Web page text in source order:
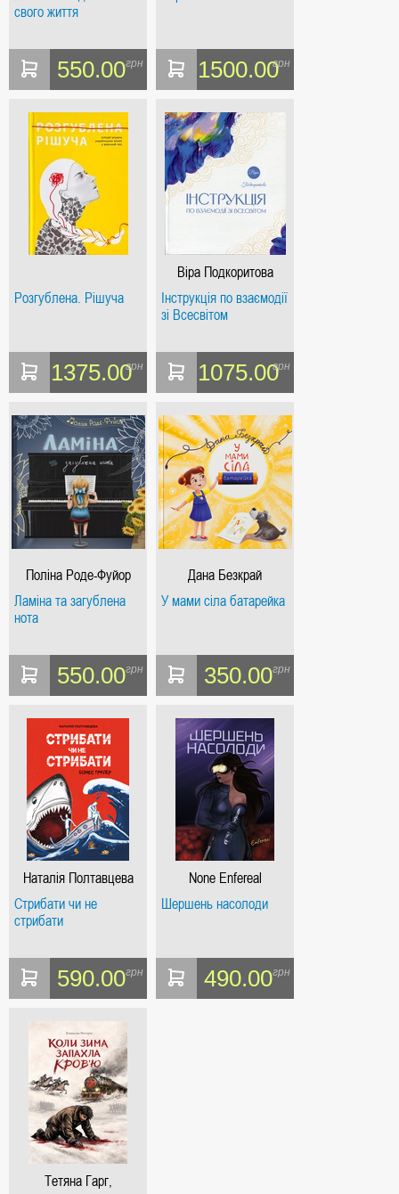
свого життя
550.00грн 1500.00грн
Розгублена. Рішуча
1375.00грн
Віра Подкоритова
Інструкція по взаємодії
зі Всесвітом
1075.00грн
Поліна Роде-Фуйор
Ламіна та загублена
нота
550.00грн
Дана Безкрай
У мами сіла батарейка
350.00грн
Наталія Полтавцева
Стрибати чи не
стрибати
590.00грн
None Enfereal
Шершень насолоди
490.00грн
Тетяна Гарг,